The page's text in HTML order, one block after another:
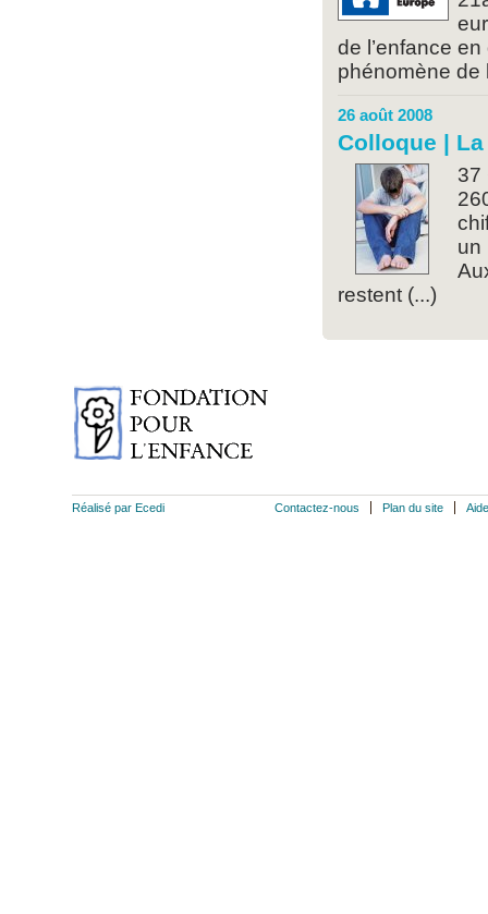
de l’enfance
phénomène de
26 août 2008
Colloque |
37
un
restent (...)
Réalisé par Ecedi Contactez-nous Plan du site